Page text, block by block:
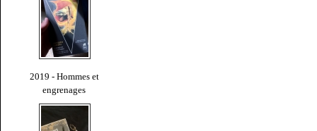
2019 - Hommes et
engrenages